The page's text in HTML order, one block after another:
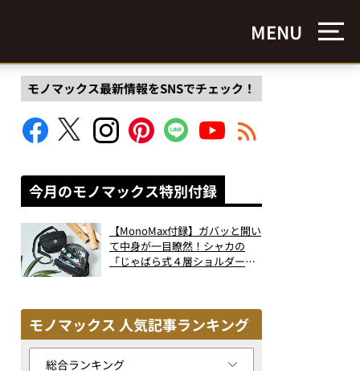
MENU
モノマックス最新情報をSNSでチェック！
今月のモノマックス特別付録
【MonoMax付録】ガバッと開い
て中身が一目瞭然！シャカの
「じゃばら式４層ショルダーバ
モノマックス 人気記事ランキング